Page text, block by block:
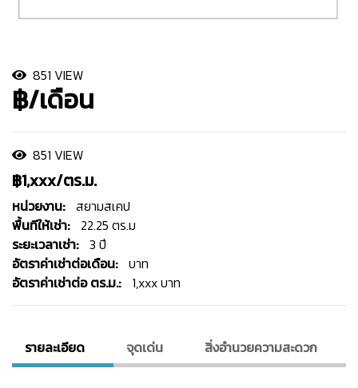
851 VIEW
฿/เดือน
851 VIEW
฿1,xxx/ตร.ม.
หน่วยงาน: สยามสเคป
พื้นทีให้เช่า:
22.25 ตร.ม
ระยะเวลาเช่า: 3 ปี
อัตราค่าเช่าต่อเดือน: บาท
อัตราค่าเช่าต่อ ตร.ม.:
1,xxx บาท
รายละเอียด จุดเด่น สิ่งอํานวยความสะดวก